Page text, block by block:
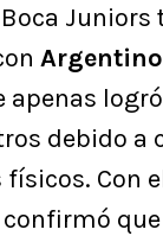
Juniors
apenas
debido a
Con
que